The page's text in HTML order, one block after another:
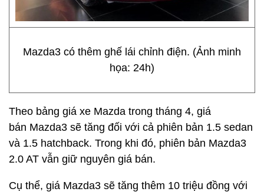
Mazda3 có thêm ghế lái chỉnh điện. (Ảnh minh
họa: 24h)
Theo bảng giá xe Mazda trong tháng 4, giá
bán Mazda3 sẽ tăng đối với cả phiên bản 1.5 sedan
và 1.5 hatchback. Trong khi đó, phiên bản Mazda3
2.0 AT vẫn giữ nguyên giá bán.
Cụ thể, giá Mazda3 sẽ tăng thêm 10 triệu đồng với